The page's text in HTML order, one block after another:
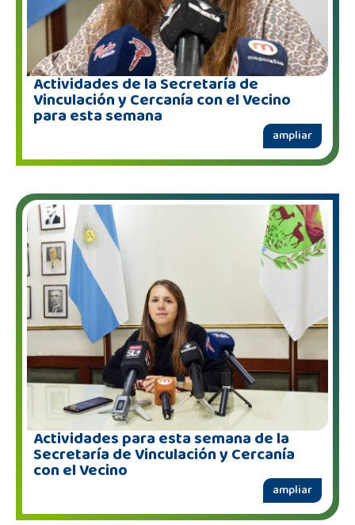
Actividades de la Secretaría de
Vinculación y Cercanía con el Vecino
para esta semana
ampliar
Actividades para esta semana de la
Secretaría de Vinculación y Cercanía
con el Vecino
ampliar